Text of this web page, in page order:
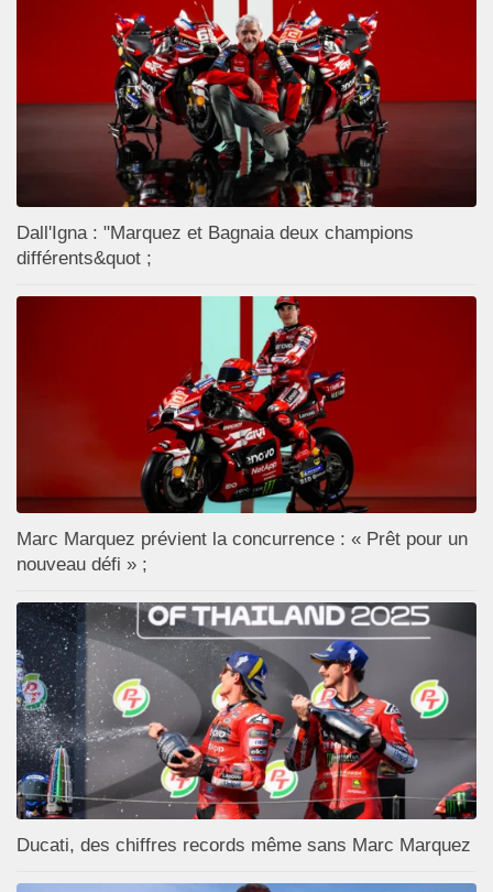
Dall'Igna : "Marquez et Bagnaia deux champions
différents&quot ;
Marc Marquez prévient la concurrence : « Prêt pour un
nouveau défi » ;
Ducati, des chiffres records même sans Marc Marquez